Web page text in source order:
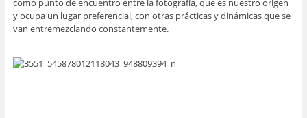
como punto de encuentro entre la fotografía, que es nuestro origen
y ocupa un lugar preferencial, con otras prácticas y dinámicas que se
van entremezclando constantemente.